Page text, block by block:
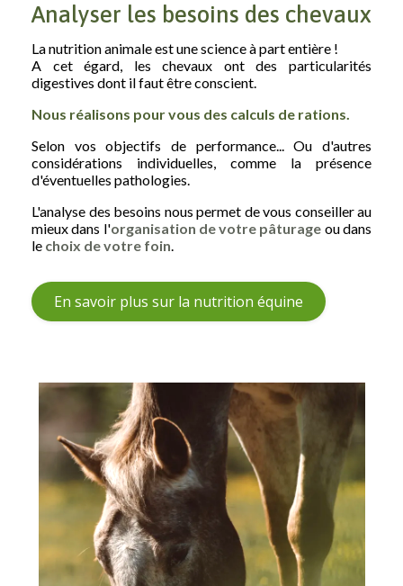
Analyser les besoins des chevaux
La nutrition animale est une science à part entière !
A cet égard, les chevaux ont des particularités
digestives dont il faut être conscient.
Nous réalisons pour vous des calculs de rations.
Selon vos objectifs de performance... Ou d'autres
considérations individuelles, comme la présence
d'éventuelles pathologies.
L'analyse des besoins nous permet de vous conseiller au
mieux dans l'organisation de votre pâturage ou dans
le choix de votre foin.
En savoir plus sur la nutrition équine